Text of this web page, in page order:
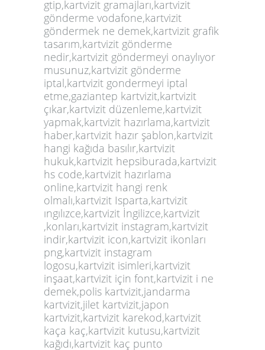
gtip,kartvizit gramajları,kartvizit
gönderme vodafone,kartvizit
göndermek ne demek,kartvizit grafik
tasarım,kartvizit gönderme
nedir,kartvizit göndermeyi onaylıyor
musunuz,kartvizit gönderme
iptal,kartvizit gondermeyi iptal
etme,gaziantep kartvizit,kartvizit
çıkar,kartvizit düzenleme,kartvizit
yapmak,kartvizit hazırlama,kartvizit
haber,kartvizit hazır şablon,kartvizit
hangi kağıda basılır,kartvizit
hukuk,kartvizit hepsiburada,kartvizit
hs code,kartvizit hazırlama
online,kartvizit hangi renk
olmalı,kartvizit Isparta,kartvizit
ıngılızce,kartvizit İngilizce,kartvizit
,konları,kartvizit instagram,kartvizit
indir,kartvizit icon,kartvizit ikonları
png,kartvizit instagram
logosu,kartvizit isimleri,kartvizit
inşaat,kartvizit için font,kartvizit i ne
demek,polis kartvizit,jandarma
kartvizit,jilet kartvizit,japon
kartvizit,kartvizit karekod,kartvizit
kaça kaç,kartvizit kutusu,kartvizit
kağıdı,kartvizit kaç punto